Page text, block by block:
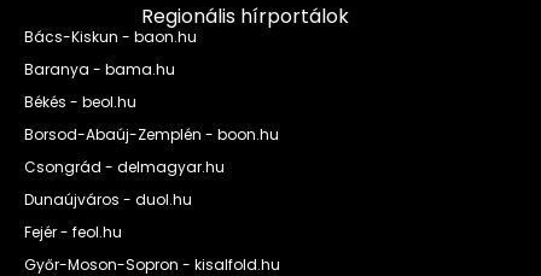
Regionális hírportálok
Bács-Kiskun - baon.hu
Baranya - bama.hu
Békés - beol.hu
Borsod-Abaúj-Zemplén - boon.hu
Csongrád - delmagyar.hu
Dunaújváros - duol.hu
Fejér - feol.hu
Győr-Moson-Sopron - kisalfold.hu